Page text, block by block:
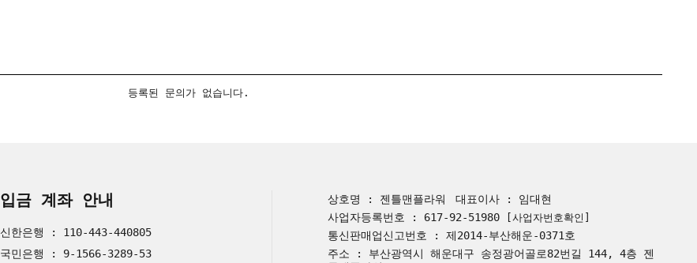
등록된 문의가 없습니다.
입금 계좌 안내
신한은행 : 110-443-440805
국민은행 : 9-1566-3289-53
상호명 : 젠틀맨플라워
대표이사 : 임대현
사업자등록번호 : 617-92-51980
[사업자번호확인]
통신판매업신고번호 : 제2014-부산해운-0371호
주소 : 부산광역시 해운대구 송정광어골로82번길 144, 4층 젠